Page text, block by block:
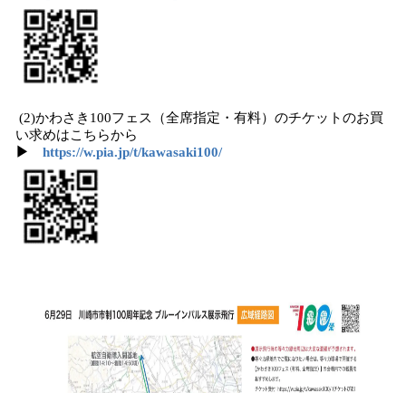
(2)かわさき100フェス（全席指定・有料）のチケットのお買
い求めはこちらから
▶ https://w.pia.jp/t/kawasaki100/